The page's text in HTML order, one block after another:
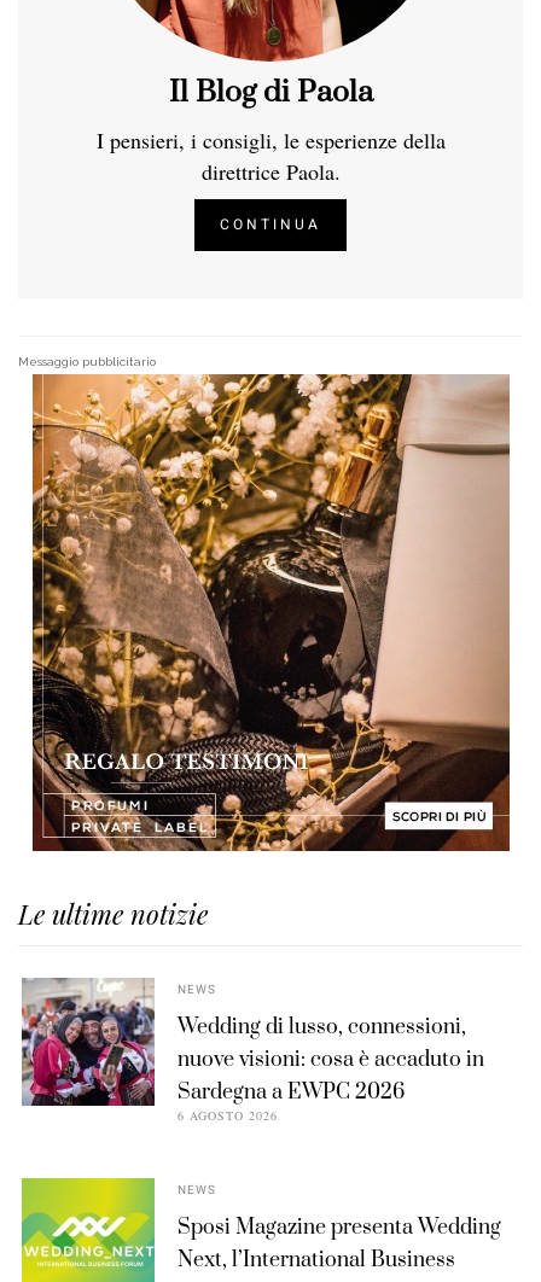
Il Blog di Paola
I pensieri, i consigli, le esperienze della
direttrice Paola.
CONTINUA
Messaggio pubblicitario
Le ultime notizie
NEWS
Wedding di lusso, connessioni,
nuove visioni: cosa è accaduto in
Sardegna a EWPC 2026
6 AGOSTO 2026
NEWS
Sposi Magazine presenta Wedding
Next, l’International Business